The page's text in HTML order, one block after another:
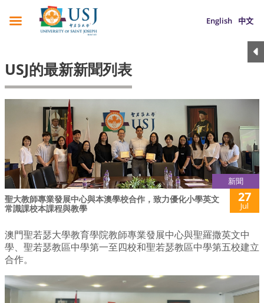
English 中文
USJ的最新新聞列表
新聞
聖大教師專業發展中心與本澳學校合作，致力優化小學英文
常識課校本課程與教學
27
Jul
澳門聖若瑟大學教育學院教師專業發展中心與聖羅撒英文中
學、聖若瑟教區中學第一至四校和聖若瑟教區中學第五校建立
合作。